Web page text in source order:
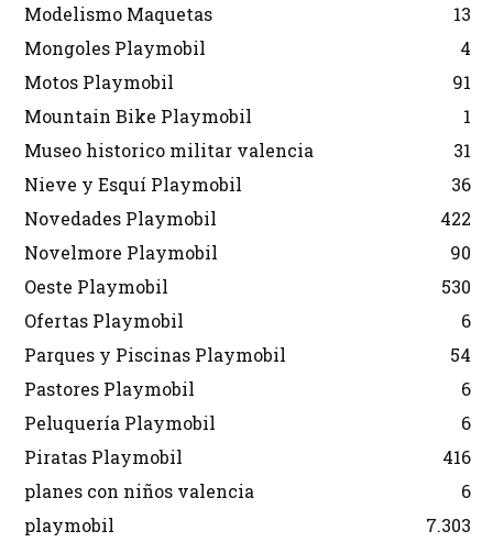
Modelismo Maquetas
13
Mongoles Playmobil
4
Motos Playmobil
91
Mountain Bike Playmobil
1
Museo historico militar valencia
31
Nieve y Esquí Playmobil
36
Novedades Playmobil
422
Novelmore Playmobil
90
Oeste Playmobil
530
Ofertas Playmobil
6
Parques y Piscinas Playmobil
54
Pastores Playmobil
6
Peluquería Playmobil
6
Piratas Playmobil
416
planes con niños valencia
6
playmobil
7.303